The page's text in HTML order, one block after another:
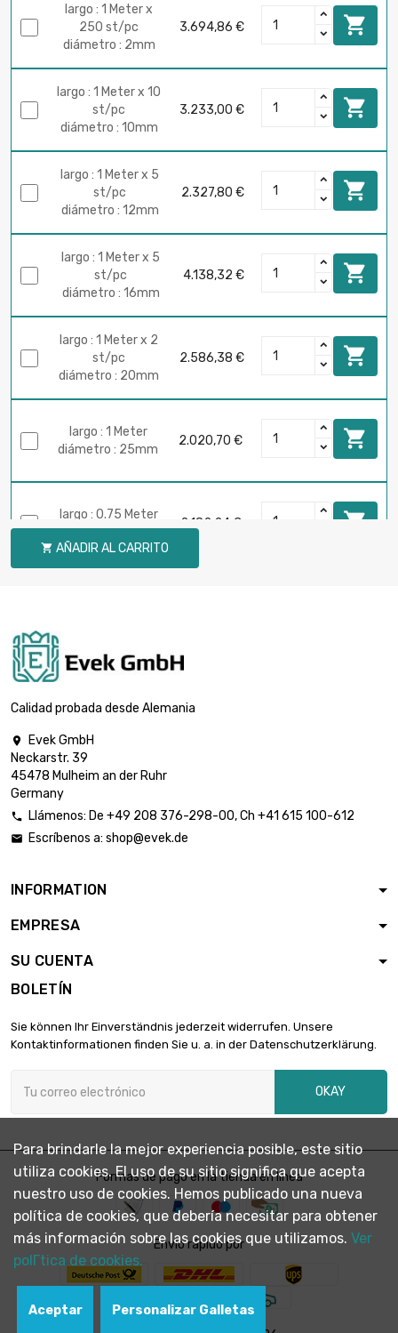
largo : 1 Meter x
250 st/pc
diámetro : 2mm
3.694,86 € 
largo : 1 Meter x 10
st/pc
diámetro : 10mm
3.233,00 € 
largo : 1 Meter x 5
st/pc
diámetro : 12mm
2.327,80 € 
largo : 1 Meter x 5
st/pc
diámetro : 16mm
4.138,32 € 
largo : 1 Meter x 2
st/pc
diámetro : 20mm
2.586,38 € 
largo : 1 Meter
diámetro : 25mm
2.020,70 € 
largo : 0.75 Meter
diámetro : 30mm
2.182,24 € 
largo : 0.5 Meter
diámetro : 40mm
largo : 0.75 Meter
largo : 0.3 Meter
diámetro : 50mm
3.233,00 €
largo : 0.2 Meter

largo : 0.3 Meter
diámetro : 60mm
3.491,70 € 
largo : 0.1 Meter
diámetro : 75mm
1.818,63 €
 AÑADIR AL CARRITO
Calidad probada desde Alemania

Evek GmbH
Neckarstr. 39
45478 Mulheim an der Ruhr
Germany
 Llámenos: De +49 208 376-298-00, Ch +41 615 100-612
 Escríbenos a: shop@evek.de
INFORMATION
EMPRESA
SU CUENTA
BOLETÍN
Sie können Ihr Einverständnis jederzeit widerrufen. Unsere
Kontaktinformationen finden Sie u. a. in der Datenschutzerklärung.
OKAY
Formas de pago en la tienda en línea
Envío rápido por
Para brindarle la mejor experiencia posible, este sitio
utiliza cookies. El uso de su sitio significa que acepta
nuestro uso de cookies. Hemos publicado una nueva
política de cookies, que debería necesitar para obtener
más información sobre las cookies que utilizamos. Ver
polГ­tica de cookies.
Aceptar Personalizar Galletas